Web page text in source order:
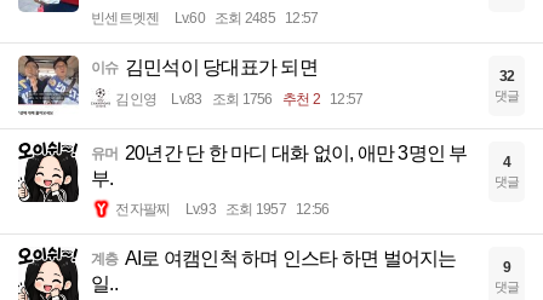
빈센트멧젠 Lv.60 조회 2485 12:57
이슈 김민석이 당대표가 되면
김인영 Lv.83 조회 1756 추천 2 12:57
32
댓글
유머 20년간 단 한 마디 대화 없이, 애만 3명인 부
부.
전자팔찌 Lv.93 조회 1957 12:56
4
댓글
계층 AI로 여캠인척 하며 인스타 하면 벌어지는
일..
9
댓글